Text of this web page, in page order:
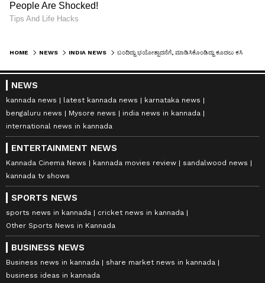
HOME NEWS INDIA NEWS
NEWS
kannada news latest kannada news
karnataka news
bengaluru news
Mysore news
india news in kannada
international news in kannada
ENTERTAINMENT NEWS
Kannada Cinema News kannada movies review
sandalwood news
kannada tv shows
SPORTS NEWS
sports news in kannada
cricket news in kannada
Other Sports News in Kannada
BUSINESS NEWS
Business news in kannada
share market news in kannada
business ideas in kannada